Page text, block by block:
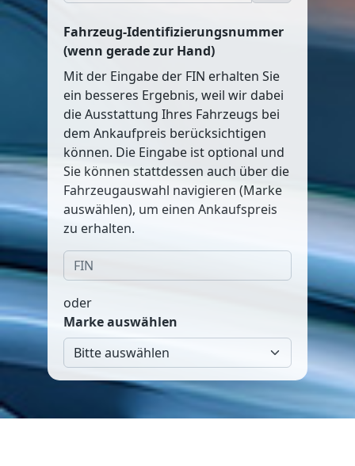
Fahrzeug-Identifizierungsnummer
(wenn gerade zur Hand)
Mit der Eingabe der FIN erhalten Sie
ein besseres Ergebnis, weil wir dabei
die Ausstattung Ihres Fahrzeugs bei
dem Ankaufpreis berücksichtigen
können. Die Eingabe ist optional und
Sie können stattdessen auch über die
Fahrzeugauswahl navigieren (Marke
auswählen), um einen Ankaufspreis
zu erhalten.
oder
Marke auswählen